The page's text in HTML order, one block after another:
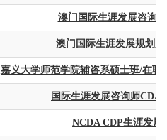
澳门国际生涯发展咨询
澳门国际生涯发展规划
嘉义大学师范学院辅咨系硕士班/在
国际生涯发展咨询师CDA
NCDA CDP生涯发展